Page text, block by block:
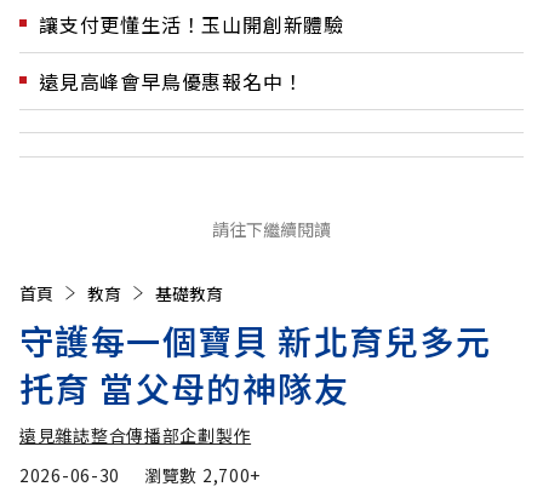
讓支付更懂生活！玉山開創新體驗
遠見高峰會早鳥優惠報名中！
請往下繼續閱讀
首頁 教育 基礎教育
守護每一個寶貝 新北育兒多元
托育 當父母的神隊友
遠見雜誌整合傳播部企劃製作
2026-06-30
瀏覽數 2,700+